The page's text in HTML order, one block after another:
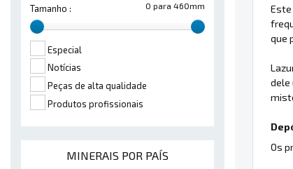
0 para 460mm
Tamanho :
Especial
Notícias
Peças de alta qualidade
Produtos profissionais
MINERAIS POR PAÍS
Este
que
dele
Os